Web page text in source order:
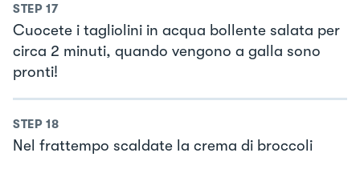
STEP 17
Cuocete i tagliolini in acqua bollente salata per
circa 2 minuti, quando vengono a galla sono
pronti!
STEP 18
Nel frattempo scaldate la crema di broccoli